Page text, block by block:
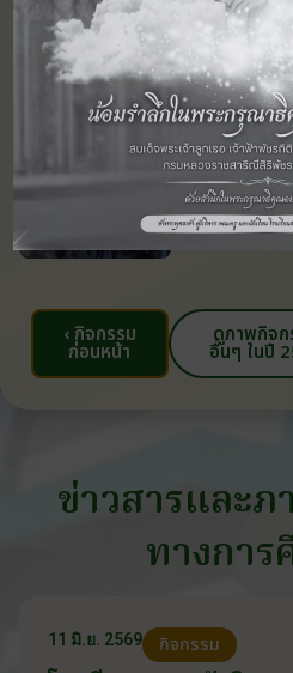
‹ กิจกรรม
ก่อนหน้า
ดูภาพกิจก
อื่นๆ ในปี
ข่าวสารและ
ทางกา
11 มิ.ย. 2569 กิจกรรม